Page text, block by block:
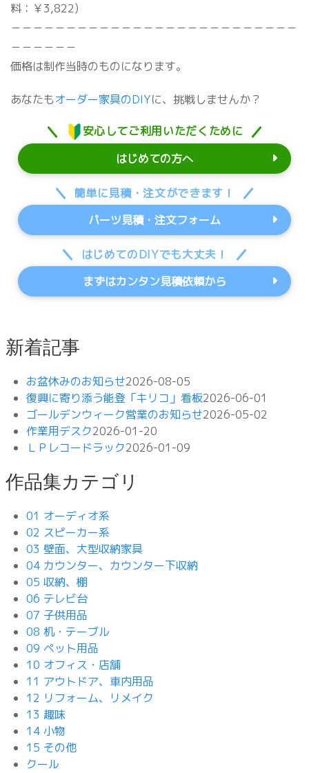
料：￥3,822)
－－－－－－－－－－－－－－－－－－－－－－－－－－
－－－－－－
価格は制作当時のものになります。
あなたもオーダー家具のDIYに、挑戦しませんか？
安心してご利用いただくために
はじめての方へ
簡単に見積・注文ができます！
パーツ見積・注文フォーム
はじめてのDIYでも大丈夫！
まずはカンタン見積依頼から
新着記事
お盆休みのお知らせ2026-08-05
復興に寄り添う能登「キリコ」看板2026-06-01
ゴールデンウィーク営業のお知らせ2026-05-02
作業用デスク2026-01-20
ＬＰレコードラック2026-01-09
作品集カテゴリ
01 オーディオ系
02 スピーカー系
03 壁面、大型収納家具
04 カウンター、カウンター下収納
05 収納、棚
06 テレビ台
07 子供用品
08 机・テーブル
09 ペット用品
10 オフィス・店舗
11 アウトドア、車内用品
12 リフォーム、リメイク
13 趣味
14 小物
15 その他
クール